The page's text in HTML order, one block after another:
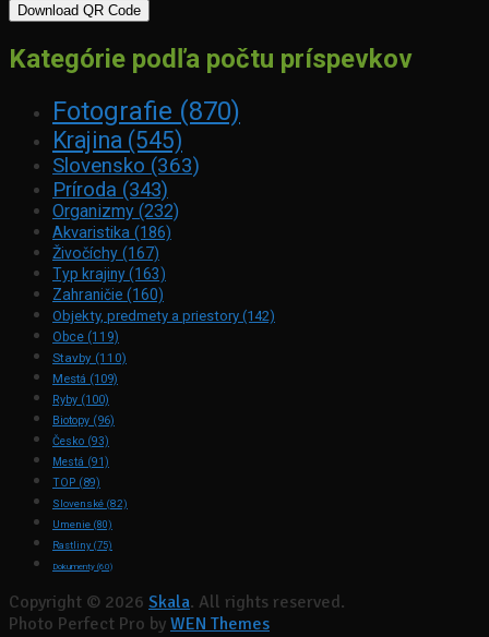
Download QR Code
Kategórie podľa počtu príspevkov
Fotografie (870)
Krajina (545)
Slovensko (363)
Príroda (343)
Organizmy (232)
Akvaristika (186)
Živočíchy (167)
Typ krajiny(163)
Zahraničie (160)
Objekty, predmety a priestory (142)
Obce (119)
Stavby (110)
Mestá (109)
Ryby (100)
Biotopy (96)
Česko (93)
Mestá (91)
TOP (89)
Slovenské (82)
Umenie (80)
Rastliny (75)
Dokumenty (60)
Copyright © 2026 Skala. All rights reserved.
Photo Perfect Pro by WEN Themes